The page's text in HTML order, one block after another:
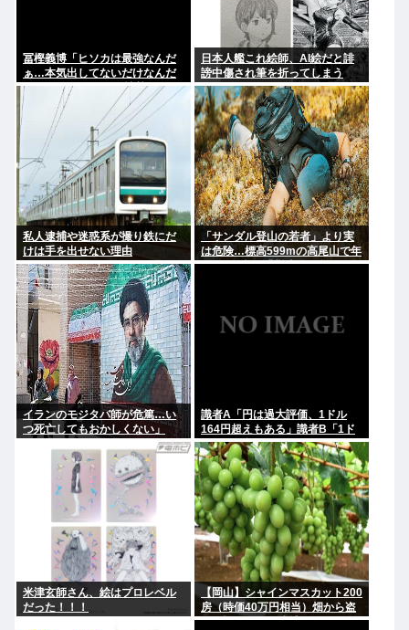
冨樫義博「ヒソカは最強なんだ
ぁ…本気出してないだけなんだ
ぁ…」 こいつのこの情熱なんな
の？
日本人艦これ絵師、AI絵だと誹
謗中傷され筆を折ってしまう
私人逮捕や迷惑系が撮り鉄にだ
けは手を出せない理由
「サンダル登山の若者」より実
は危険…標高599mの高尾山で年
間100件超の遭難事故を起こして
イランのモジタバ師が危篤…い
つ死亡してもおかしくない」
識者A「円は過大評価、1ドル
164円超えもある」識者B「1ド
ル140円台もある」どっちなの
米津玄師さん、絵はプロレベル
だった！！！
【岡山】シャインマスカット200
房（時価40万円相当）畑から盗
んだ疑いで男を逮捕 ネットで販